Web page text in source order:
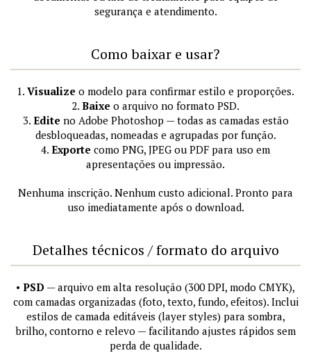
segurança e atendimento.
Como baixar e usar?
1. Visualize o modelo para confirmar estilo e proporções.
2. Baixe o arquivo no formato PSD.
3. Edite no Adobe Photoshop — todas as camadas estão
desbloqueadas, nomeadas e agrupadas por função.
4. Exporte como PNG, JPEG ou PDF para uso em
apresentações ou impressão.
Nenhuma inscrição. Nenhum custo adicional. Pronto para
uso imediatamente após o download.
Detalhes técnicos / formato do arquivo
• PSD — arquivo em alta resolução (300 DPI, modo CMYK),
com camadas organizadas (foto, texto, fundo, efeitos). Inclui
estilos de camada editáveis (layer styles) para sombra,
brilho, contorno e relevo — facilitando ajustes rápidos sem
perda de qualidade.